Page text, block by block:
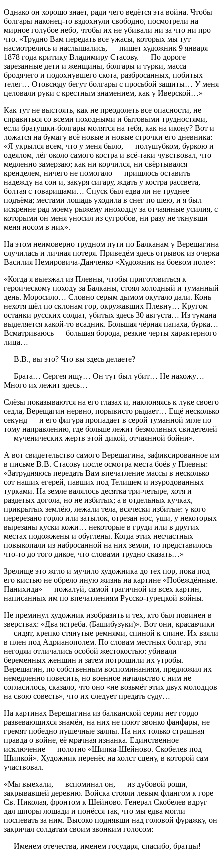
Однако он хорошо знает, ради чего ведётся эта война. Чтобы
болгары наконец-то вздохнули свободно, посмотрели на
мирное голубое небо, чтобы их не убивали ни за что ни про
что. «Трудно Вам передать все ужасы, которых мы тут
насмотрелись и наслышались, — пишет художник 9 января
1878 года критику Владимиру Стасову. — По дороге
зарезанные дети и женщины, болгары и турки, масса
бродячего и подохнувшего скота, разбросанных, побитых
телег… Отовсюду бегут болгары с просьбой защиты… У меня
целовали руки с крестным знамением, как у Иверской…»
Как тут не выстоять, как не преодолеть все опасности, не
справиться со всеми походными и бытовыми трудностями,
если братушки-болгары молятся на тебя, как на икону? Вот и
ложатся на бумагу всё новые и новые строчки его дневника:
«Я укрылся всем, что у меня было, — полушубком, буркою и
одеялом, лёг около самого костра и всё-таки чувствовал, что
медленно замерзаю; как ни корчился, ни свёртывался
кренделем, ничего не помогало — пришлось оставить
надежду на сон и, закуря сигару, ждать у костра рассвета,
болтая с товарищами… Спуск был едва ли не труднее
подъёма; местами лошадь уходила в снег по шею, и я был
искренне рад моему рыжему иноходцу за отчаянные усилия, с
которыми он меня уносил из сугробов, ни разу не ткнувши
меня носом в них».
На этом неимоверно трудном пути по Балканам у Верещагина
случилась и личная потеря. Приведём здесь отрывок из очерка
Василия Немировича-Данченко «Художник на боевом поле»:
«Когда я выезжал из Плевны, чтобы приготовиться к
героическому походу за Балканы, стоял холодный и туманный
день. Моросило… Словно серым дымом окутало дали. Конь
нехотя шёл по склонам гор, окружавших Плевну… Кругом
останки русских солдат, убитых здесь 30 августа… Из тумана
выделяется какой-то всадник. Большая чёрная папаха, бурка…
Всматриваюсь — большая борода, резкие черты характерного
лица…
— В.В., вы это? Что вы здесь делаете?
— Брата… Сергея ищу… Он тут был убит… Не нахожу…
Много их лежит здесь…
Слёзы показываются на его глазах и, наклоняясь к луке своего
седла, Верещагин нервно, порывисто рыдает… Ещё несколько
секунд — и его фигура пропадает в серой туманной мгле по
тому направлению, где больше лежит безмолвных свидетелей
— мученических жертв этой дикой, отчаянной бойни».
А вот свидетельство самого Верещагина, зафиксированное им
в письме В.В. Стасову после осмотра места боёв у Плевны:
«Затрудняюсь передать Вам впечатление массы в несколько
сот наших егерей, павших под Телишем и изуродованных
турками. На земле валялось десятка три-четыре, хотя и
раздетых догола, но не избитых; а в отдельных кучках,
прикрытых землёю, лежали тела, всячески избитые: у кого
перерезано горло или затылок, отрезан нос, уши, у некоторых
вырезаны куски кожи… некоторые в груди или в других
местах подожжены и обуглены. Когда этих несчастных
повыкопали из набросанной на них земли, то представилось
что-то до того дикое, что словами трудно сказать…»
Зрелище это жгло и мучило художника до тех пор, пока под
его кистью не обрело иную жизнь на картине «Побеждённые.
Панихида» — пожалуй, самой трагичной из всех картин,
написанных им по впечатлениям Русско-турецкой войны.
Не преминул художник изобразить и тех, кто был повинен в
зверствах: «Два ястреба. (Башибузуки)». Вот они, красавчики
— сидят, крепко стянутые ремнями, спиной к спине. Их взяли
в плен под Адрианополем. По словам местных болгар, эти
негодяи отличались особой жестокостью: убивали
беременных женщин и затем потрошили их утробы.
Верещагин, по собственным воспоминаниям, предложил их
немедленно повесить, но военное начальство с ним не
согласилось, сказало, что оно «не возьмёт этих двух молодцов
на свою совесть», что их следует предать суду…
На картинах Верещагина из балканской серии нет гордо
развевающихся знамён, на них не поют звонко фанфары, не
гремят победно пушечные залпы. На них только страшная
правда о войне, её мрачная изнанка. Единственное
исключение — полотно «Шипка-Шейново. Скобелев под
Шипкой». Художник перенёс на холст сцену, в которой сам
участвовал.
«Мы выехали, — вспоминал он, — из дубовой рощи,
закрывавшей деревню. Войска стояли левым флангом к горе
Св. Николая, фронтом к Шейново. Генерал Скобелев вдруг
дал шпоры лошади и понёсся так, что мы едва могли
поспевать за ним. Высоко поднявши над головой фуражку, он
закричал солдатам своим звонким голосом:
— Именем отечества, именем государя, спасибо, братцы!